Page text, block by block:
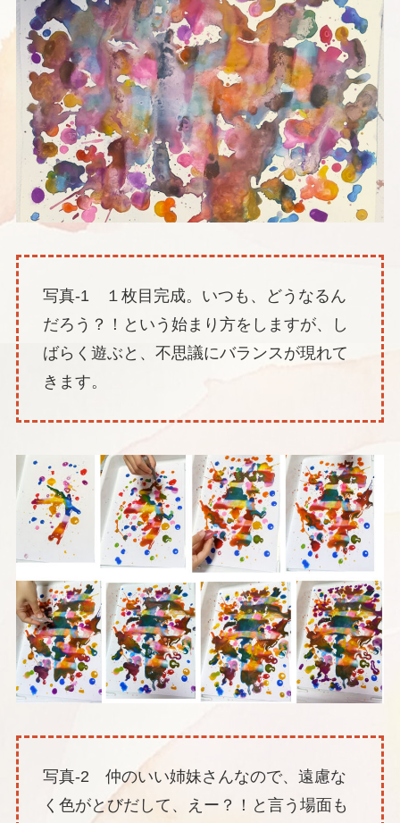
写真-1 １枚目完成。いつも、どうなるん
だろう？！という始まり方をしますが、し
ばらく遊ぶと、不思議にバランスが現れて
きます。
写真-2 仲のいい姉妹さんなので、遠慮な
く色がとびだして、えー？！と言う場面も